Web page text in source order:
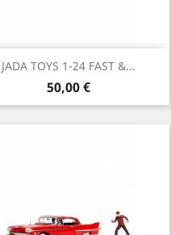
JADA TOYS 1-24 FAST &...
Precio
50,00 €
Vista rápida